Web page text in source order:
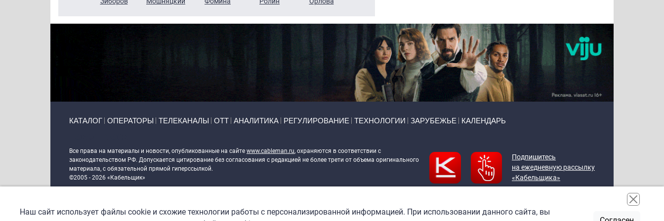
КАТАЛОГ ОПЕРАТОРЫ ТЕЛЕКАНАЛЫ ОТТ АНАЛИТИКА РЕГУЛИРОВАНИЕ ТЕХНОЛОГИИ ЗАРУБЕЖЬЕ КАЛЕНДАРЬ
Все права на материалы и новости, опубликованные на сайте www.cableman.ru, охраняются в соответствии с
законодательством РФ. Допускается цитирование без согласования с редакцией не более трети от объема оригинального
материала, с обязательной прямой гиперссылкой.
©2005 - 2026 «Кабельщик»
DrupalCoder — поддержка сайта c 2017 года
Подпишитесь
на ежедневную рассылку
«Кабельщика»
Наш сайт использует файлы cookie и схожие технологии работы с персонализированной информацией. При использовании данного сайта, вы